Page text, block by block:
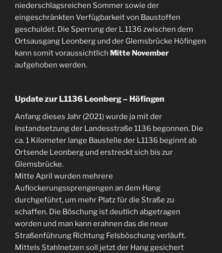
niederschlagsreichen Sommer sowie der
eingeschränkten Verfügbarkeit von Baustoffen
geschuldet. Die Sperrung der L 1136 zwischen dem
Ortsausgang Leonberg und der Glemsbrücke Höfingen
kann somit voraussichtlich Mitte November
aufgehoben werden.
Update zur L1136 Leonberg – Höfingen
Anfang dieses Jahr (2021) wurde ja mit der
Instandsetzung der Landesstraße 1136 begonnen. Die
ca. 1 Kilometer lange Baustelle der L1136 beginnt ab
Ortsende Leonberg und erstreckt sich bis zur
Glemsbrücke.
Mitte April wurden mehrere
Auflockerungssprengengen an dem Hang
durchgeführt, um mehr Platz für die Straße zu
schaffen. Die Böschung ist deutlich abgetragen
worden und man kann erahnen das die neue
Straßenführung Richtung Felsböschung verläuft.
Mittels Stahlnetzen soll jetzt der Hang gesichert